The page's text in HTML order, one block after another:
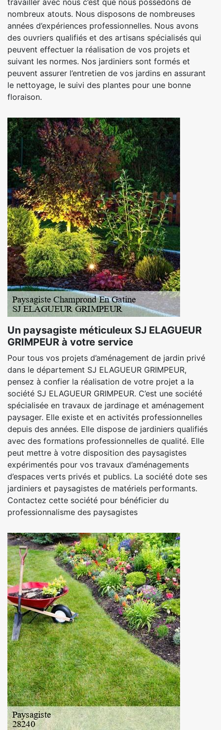
nombreux atouts. Nous disposons de nombreuses
années d’expériences professionnelles. Nous avons
des ouvriers qualifiés et des artisans spécialisés qui
peuvent effectuer la réalisation de vos projets et
suivant les normes. Nos jardiniers sont formés et
peuvent assurer l’entretien de vos jardins en assurant
le nettoyage, le suivi des plantes pour une bonne
floraison.
Un paysagiste méticuleux SJ ELAGUEUR
GRIMPEUR à votre service
Pour tous vos projets d’aménagement de jardin privé
dans le département SJ ELAGUEUR GRIMPEUR,
pensez à confier la réalisation de votre projet a la
société SJ ELAGUEUR GRIMPEUR. C’est une société
spécialisée en travaux de jardinage et aménagement
paysager. Elle existe et en activités professionnelles
depuis des années. Elle dispose de jardiniers qualifiés
avec des formations professionnelles de qualité. Elle
peut mettre à votre disposition des paysagistes
expérimentés pour vos travaux d’aménagements
d’espaces verts privés et publics. La société dote ses
jardiniers et paysagistes de matériels performants.
Contactez cette société pour bénéficier du
professionnalisme des paysagistes